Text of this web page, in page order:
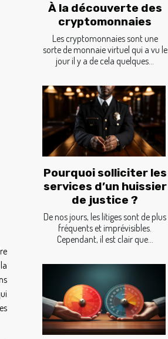
À la découverte des
cryptomonnaies
Les cryptomonnaies sont une
sorte de monnaie virtuel qui a vu le
jour il y a de cela quelques...
Pourquoi solliciter les
services d’un huissier
de justice ?
De nos jours, les litiges sont de plus
fréquents et imprévisibles.
Cependant, il est clair que...